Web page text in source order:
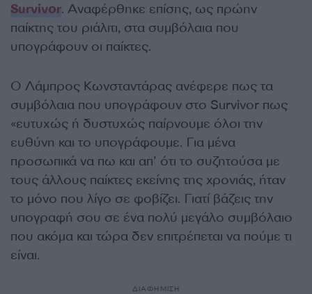
Survivor. Αναφέρθηκε επίσης, ως πρώην
παίκτης του ριάλιτι, στα συμβόλαια που
υπογράφουν οι παίκτες.
Ο Λάμπρος Κωνσταντάρας ανέφερε πως τα
συμβόλαια που υπογράφουν στο Survivor πως
«ευτυχώς ή δυστυχώς παίρνουμε όλοι την
ευθύνη και το υπογράφουμε. Για μένα
προσωπικά να πω και απ’ ότι το συζητούσα με
τους άλλους παίκτες εκείνης της χρονιάς, ήταν
το μόνο που λίγο σε φοβίζει. Γιατί βάζεις την
υπογραφή σου σε ένα πολύ μεγάλο συμβόλαιο
που ακόμα και τώρα δεν επιτρέπεται να πούμε τι
είναι.
ΔΙΑΦΗΜΙΣΗ